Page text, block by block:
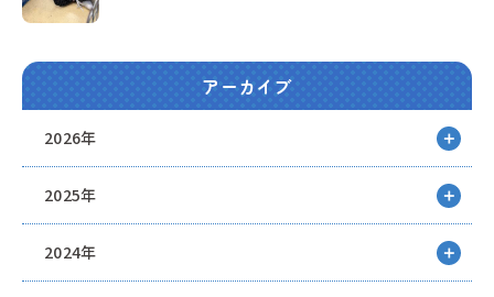
アーカイブ
2026年
2025年
2024年